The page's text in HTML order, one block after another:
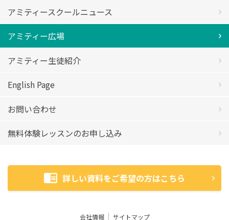
アミティースクールニュース
アミティー広場
アミティー生徒紹介
English Page
お問い合わせ
無料体験レッスンのお申し込み
詳しい資料をご希望の方はこちら
会社情報
サイトマップ